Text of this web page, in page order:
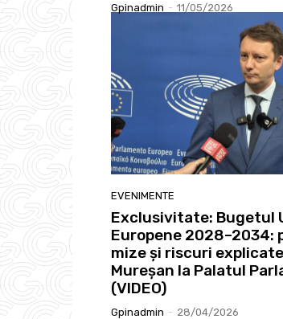
Gpinadmin - 11/05/2026
EVENIMENTE
Exclusivitate: Bugetul
Europene 2028–2034:
mize și riscuri
Mureșan la Palatul
(VIDEO)
Gpinadmin - 28/04/2026